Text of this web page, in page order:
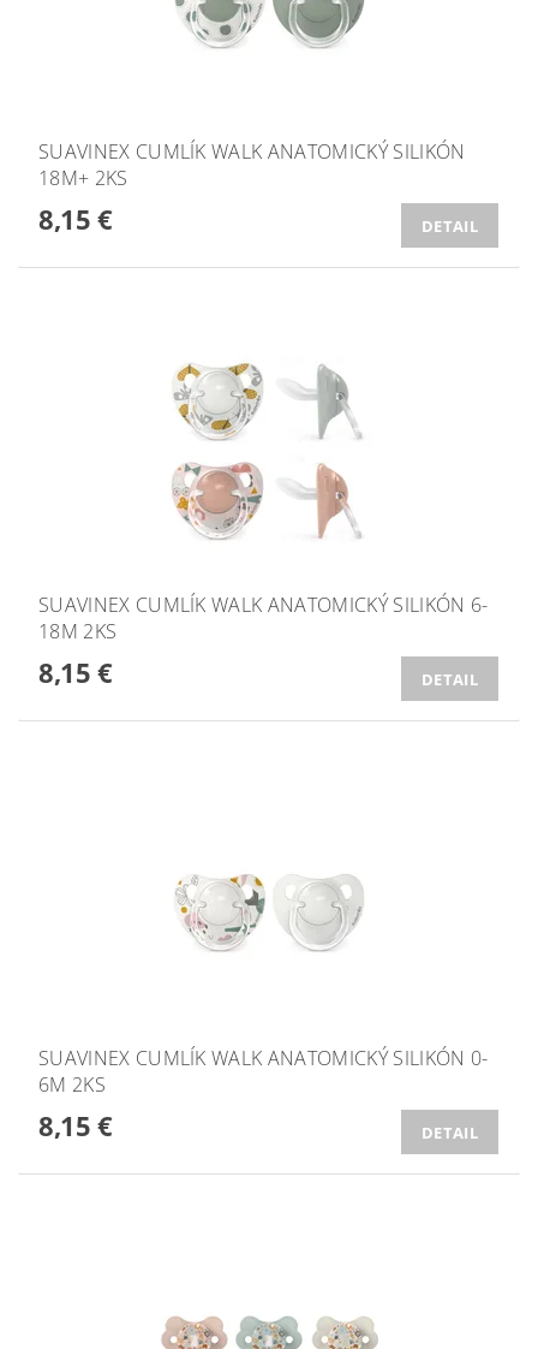
SUAVINEX CUMLÍK WALK ANATOMICKÝ SILIKÓN
18M+ 2KS
8,15 € DETAIL
SUAVINEX CUMLÍK WALK ANATOMICKÝ SILIKÓN 6-
18M 2KS
8,15 € DETAIL
SUAVINEX CUMLÍK WALK ANATOMICKÝ SILIKÓN 0-
6M 2KS
8,15 € DETAIL